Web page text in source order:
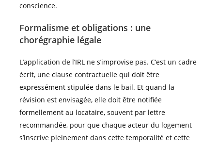
conscience.
Formalisme et obligations : une
chorégraphie légale
L’application de l’IRL ne s’improvise pas. C’est un cadre
écrit, une clause contractuelle qui doit être
expressément stipulée dans le bail. Et quand la
révision est envisagée, elle doit être notifiée
formellement au locataire, souvent par lettre
recommandée, pour que chaque acteur du logement
s’inscrive pleinement dans cette temporalité et cette